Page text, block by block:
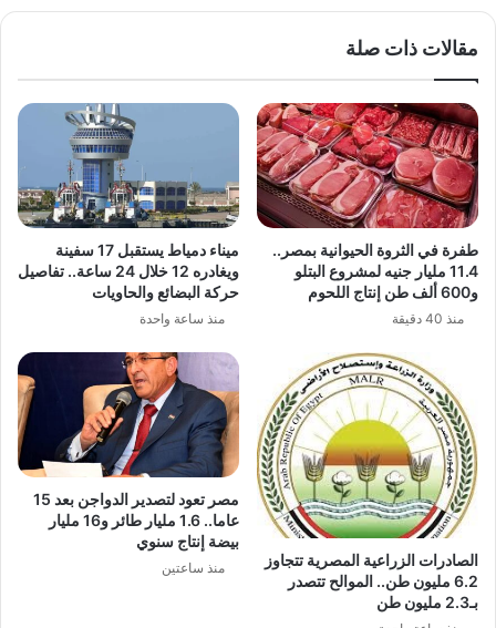
مقالات ذات صلة
طفرة في الثروة الحيوانية بمصر..
11.4 مليار جنيه لمشروع البتلو
و600 ألف طن إنتاج اللحوم
منذ 40 دقيقة
ميناء دمياط يستقبل 17 سفينة
ويغادره 12 خلال 24 ساعة.. تفاصيل
حركة البضائع والحاويات
منذ ساعة واحدة
الصادرات الزراعية المصرية تتجاوز
6.2 مليون طن.. الموالح تتصدر
بـ2.3 مليون طن
مصر تعود لتصدير الدواجن بعد 15
عاما.. 1.6 مليار طائر و16 مليار
بيضة إنتاج سنوي
منذ ساعتين